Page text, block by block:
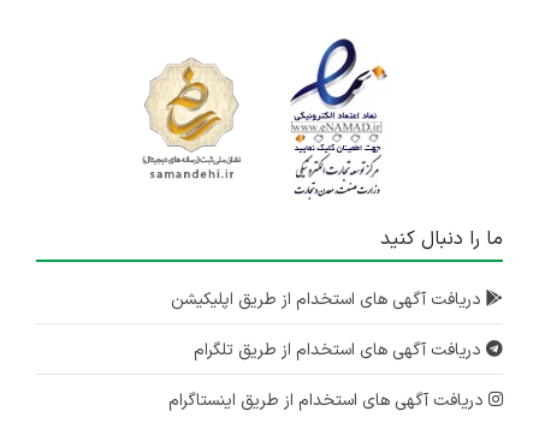
ما را دنبال کنید
دریافت آگهی های استخدام از طریق اپلیکیشن
دریافت آگهی های استخدام از طریق تلگرام
دریافت آگهی های استخدام از طریق اینستاگرام